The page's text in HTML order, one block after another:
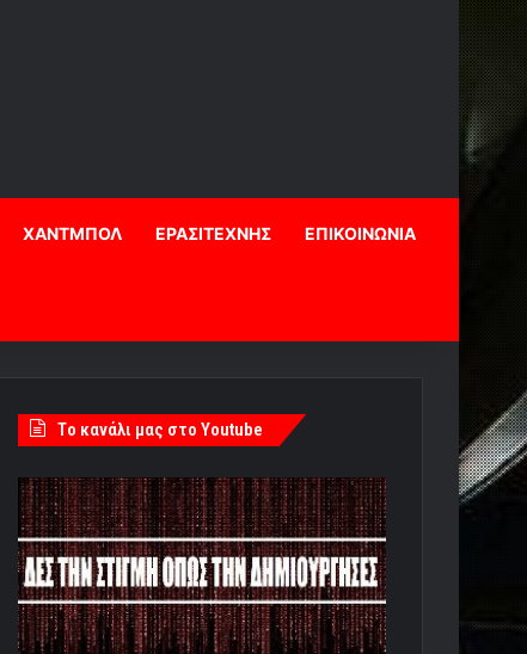
ΧΑΝΤΜΠΟΛ ΕΡΑΣΙΤΕΧΝΗΣ ΕΠΙΚΟΙΝΩΝΙΑ
Tο κανάλι μας στο Youtube